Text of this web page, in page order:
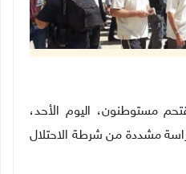
وفا- اقتحم مستوطنون، اليوم الأحد،
مشددة من شرطة الاحتلال